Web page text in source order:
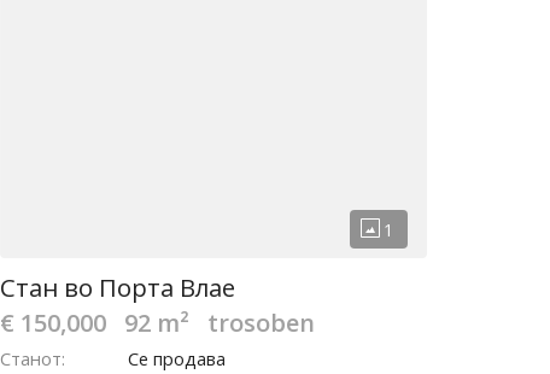
Стан во Порта Влае
€ 150,000 92 m² trosoben
Станот
Се продава